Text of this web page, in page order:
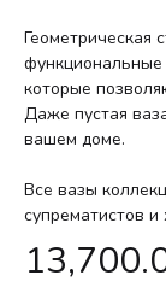
Геометрическая
функциональные
которые
Даже пустая
вашем доме.
Все вазы
супрематистов